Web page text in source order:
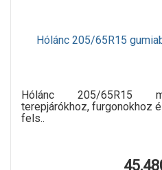
Hólánc 205/65R15
Hólánc 205/65R15
terepjárókhoz, furgonokhoz
fels..